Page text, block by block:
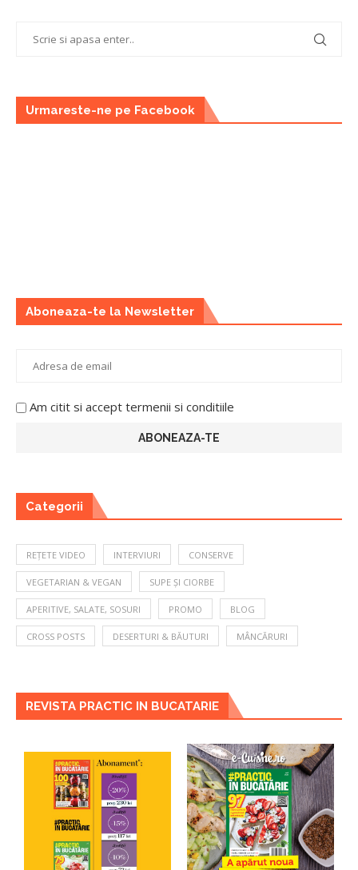
Urmareste-ne pe Facebook
Aboneaza-te la Newsletter
Am citit si accept termenii si conditiile
Categorii
REȚETE VIDEO INTERVIURI CONSERVE
VEGETARIAN & VEGAN SUPE ȘI CIORBE
APERITIVE, SALATE, SOSURI PROMO BLOG
CROSS POSTS DESERTURI & BĂUTURI MÂNCĂRURI
REVISTA PRACTIC IN BUCATARIE